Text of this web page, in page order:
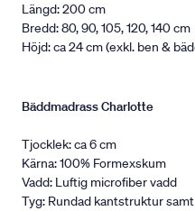
Längd: 200 cm
Bredd: 80, 90, 105, 120, 140 cm
Höjd: ca 24 cm (exkl. ben &
Bäddmadrass Charlotte
Tjocklek: ca 6 cm
Kärna: 100% Formexskum
Vadd: Luftig microfiber vadd
Tyg: Rundad kantstruktur